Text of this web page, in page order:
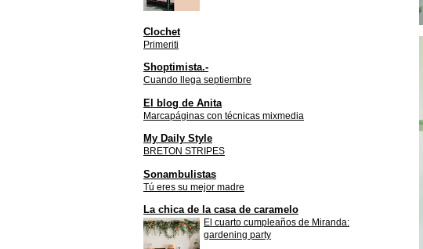
Clochet
Primeriti
Shoptimista.-
Cuando llega septiembre
El blog de Anita
Marcapáginas con técnicas mixmedia
My Daily Style
BRETON STRIPES
Sonambulistas
Tú eres su mejor madre
La chica de la casa de caramelo
El cuarto cumpleaños de Miranda:
gardening party